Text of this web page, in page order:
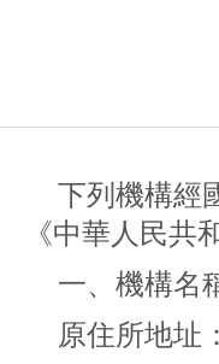
下列機構經
《中華人民共
一、機構名
原住所地址